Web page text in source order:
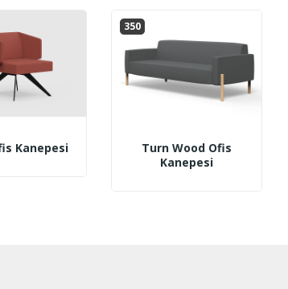
Kanepesi
350
Turn Wood Ofis
Kanepesi